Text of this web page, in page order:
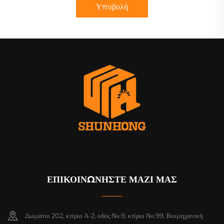
Υποβολή
ΕΠΙΚΟΙΝΩΝΗΣΤΕ ΜΑΖΙ ΜΑΣ
Δωμάτιο 202, κτίριο Α-2, οδός Νο.9, κτίριο Νο.99, Βιομηχανική